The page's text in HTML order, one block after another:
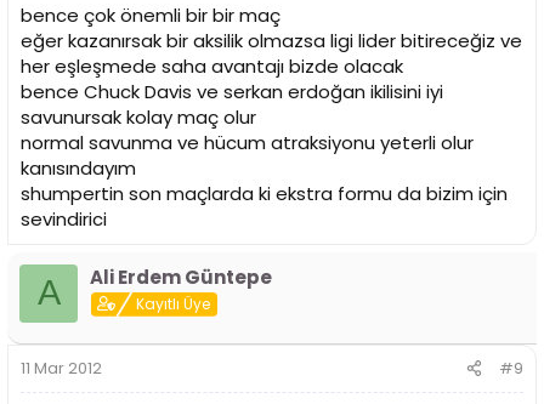
bence çok önemli bir bir maç
eğer kazanırsak bir aksilik olmazsa ligi lider bitireceğiz ve
her eşleşmede saha avantajı bizde olacak
bence Chuck Davis ve serkan erdoğan ikilisini iyi
savunursak kolay maç olur
normal savunma ve hücum atraksiyonu yeterli olur
kanısındayım
shumpertin son maçlarda ki ekstra formu da bizim için
sevindirici
A Ali Erdem Güntepe
Kayıtlı Üye
11 Mar 2012 #9